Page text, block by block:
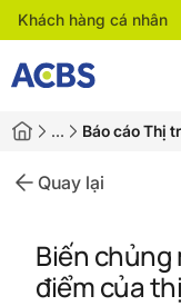
Khách hàng cá nhân
… Báo cáo Thị
Quay lại
Biến chủng
điểm của